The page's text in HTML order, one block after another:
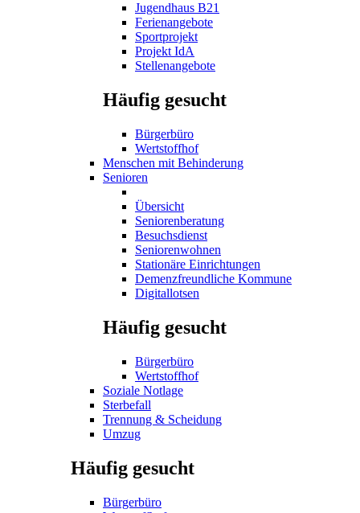
Jugendhaus B21
Ferienangebote
Sportprojekt
Projekt IdA
Stellenangebote
Häufig gesucht
Bürgerbüro
Wertstoffhof
Menschen mit Behinderung
Senioren
Übersicht
Seniorenberatung
Besuchsdienst
Seniorenwohnen
Stationäre Einrichtungen
Demenzfreundliche Kommune
Digitallotsen
Häufig gesucht
Bürgerbüro
Wertstoffhof
Soziale Notlage
Sterbefall
Trennung & Scheidung
Umzug
Häufig gesucht
Bürgerbüro